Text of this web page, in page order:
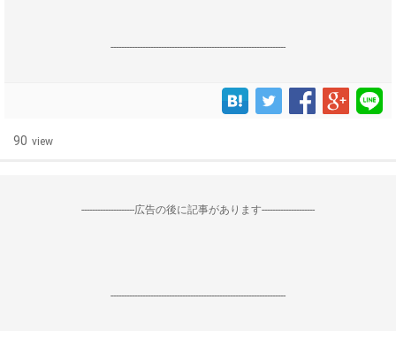
------------------------------------------------------------------
90 view
--------------------広告の後に記事があります--------------------
------------------------------------------------------------------